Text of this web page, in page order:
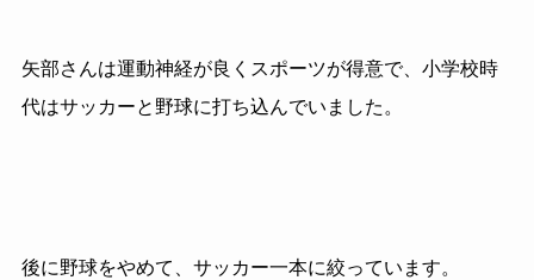
矢部さんは運動神経が良くスポーツが得意で、小学校時
代はサッカーと野球に打ち込んでいました。
後に野球をやめて、サッカー一本に絞っています。